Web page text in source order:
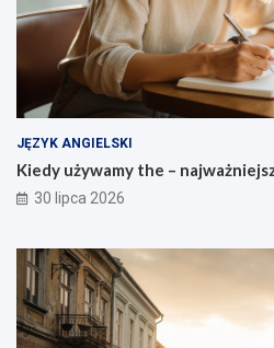
JĘZYK ANGIELSKI
Kiedy używamy the –
30 lipca 2026